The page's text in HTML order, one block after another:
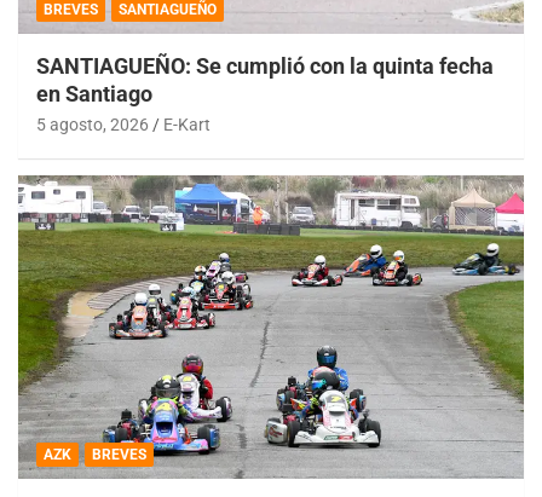
BREVES SANTIAGUEÑO
SANTIAGUEÑO: Se cumplió con la quinta fecha
en Santiago
5 agosto, 2026 E-Kart
AZK BREVES